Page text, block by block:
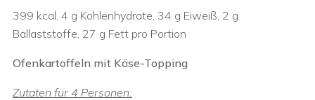
399 kcal, 4 g Kohlenhydrate, 34 g Eiweiß, 2 g
Ballaststoffe, 27 g Fett pro Portion
Ofenkartoffeln mit Käse-Topping
Zutaten für 4 Personen: